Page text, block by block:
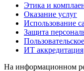
Этика и
Оказание услуг
Использование
Защита
ИТ аккредитация
На информационном